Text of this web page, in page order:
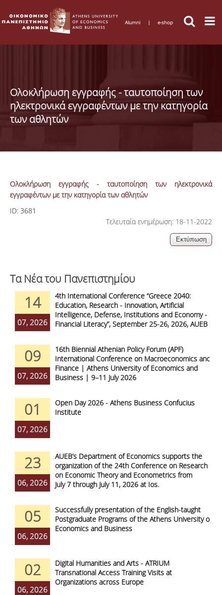
Alumni | e-shop
Ολοκλήρωση εγγραφής - ταυτοποίηση των
ηλεκτρονικά εγγραφέντων με την κατηγορία
των αθλητών
Ολοκλήρωση εγγραφής - ταυτοποίηση των ηλεκτρονικά
εγγραφέντων με την κατηγορία των αθλητών
ID: 3681
Τελευταία ενημέρωση: 18-11-2022
Τα Νέα του Πανεπιστημίου
14
07, 2026
4th International Conference “Greece 2040:
Education, Research - Innovation, Artificial
Intelligence, Defense, Institutions and Economy -
Financial Literacy”, September 25-26, 2026, AUEB
09
07, 2026
16th Biennial Athenian Policy Forum (APF)
International Conference on Macroeconomics and
Finance | Athens University of Economics and
Business | 9–11 July 2026
01
07, 2026
Open Day 2026 - Athens Business Confucius
Institute
23
06, 2026
AUEB’s Department of Economics supports the
organization of the 24th Conference on Research
on Economic Theory and Econometrics from
July 7 through July 11, 2026 at Ios.
05
06, 2026
Successfully presentation of the English-taught
Postgraduate Programs of the Athens University of
Economics and Business
02
06, 2026
Digital Humanities and Arts - ATRIUM
Transnational Access Training Visits at
Organizations across Europe